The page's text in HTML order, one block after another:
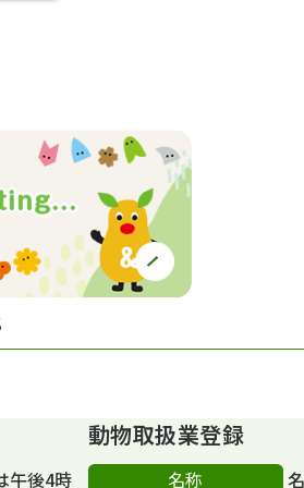
午後4時
動物取扱業登録
名称